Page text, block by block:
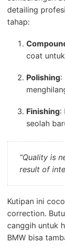
detailing
tahap:
coat
Polishing:
Finishing:
seolah
“Quality is
result of
Kutipan ini
correction.
canggih untuk
BMW bisa